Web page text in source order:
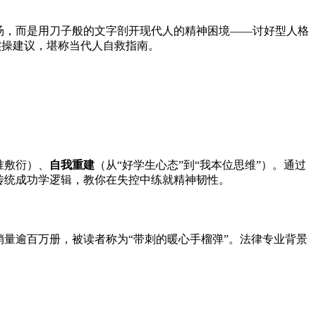
，而是用刀子般的文字剖开现代人的精神困境——讨好型人格
建议，堪称当代人自救指南。
衍）、 自我重建 （从“好学生心态”到“我本位思维”）。通过
成功学逻辑，教你在失控中练就精神韧性。
逾百万册，被读者称为“带刺的暖心手榴弹”。法律专业背景